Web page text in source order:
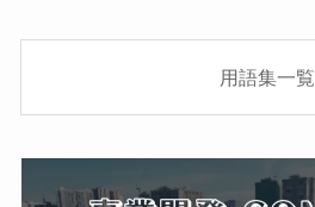
用語集一覧